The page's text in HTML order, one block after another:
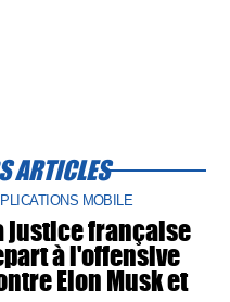
ARTICLES
MOBILE
justice française
à l'offensive
Elon Musk et